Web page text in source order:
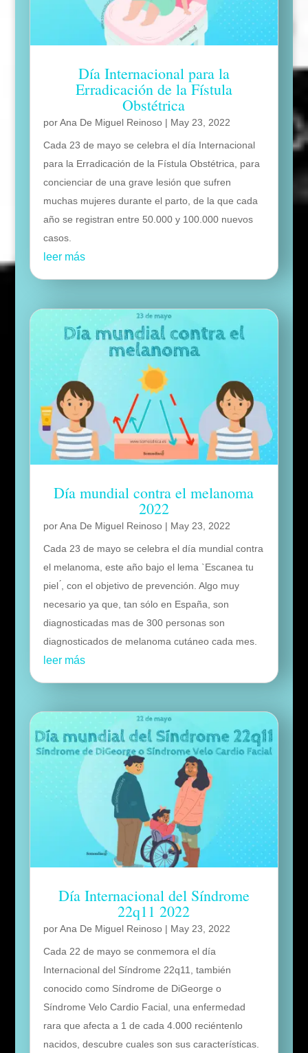
Día Internacional para la
Erradicación de la Fístula
Obstétrica
porAna De Miguel Reinoso| May 23, 2022
Cada 23 de mayo se celebra el día Internacional
para la Erradicación de la Fístula Obstétrica, para
concienciar de una grave lesión que sufren
muchas mujeres durante el parto, de la que cada
año se registran entre 50.000 y 100.000 nuevos
casos.
leer más
Día mundial contra el melanoma
2022
porAna De Miguel Reinoso| May 23, 2022
Cada 23 de mayo se celebra el día mundial contra
el melanoma, este año bajo el lema `Escanea tu
piel ́, con el objetivo de prevención. Algo muy
necesario ya que, tan sólo en España, son
diagnosticadas mas de 300 personas son
diagnosticados de melanoma cutáneo cada mes.
leer más
Día Internacional del Síndrome
22q11 2022
porAna De Miguel Reinoso| May 23, 2022
Cada 22 de mayo se conmemora el día
Internacional del Síndrome 22q11, también
conocido como Síndrome de DiGeorge o
Síndrome Velo Cardio Facial, una enfermedad
rara que afecta a 1 de cada 4.000 reciéntenlo
nacidos, descubre cuales son sus características.